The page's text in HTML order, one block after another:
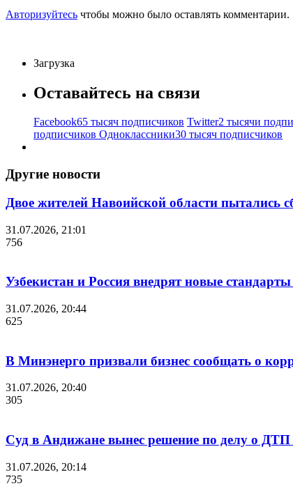
Авторизуйтесь чтобы можно было оставлять комментарии.
Загрузка
Оставайтесь на связи
Facebook65 тысяч подписчиков Twitter2 тысячи
подписчиков Одноклассники30 тысяч подписчиков
Другие новости
Двое жителей Навоийской области пытались
31.07.2026, 21:01
756
Узбекистан и Россия внедрят новые
31.07.2026, 20:44
625
В Минэнерго призвали бизнес сообщать о
31.07.2026, 20:40
305
Суд в Андижане вынес решение по делу о ДТП
31.07.2026, 20:14
735